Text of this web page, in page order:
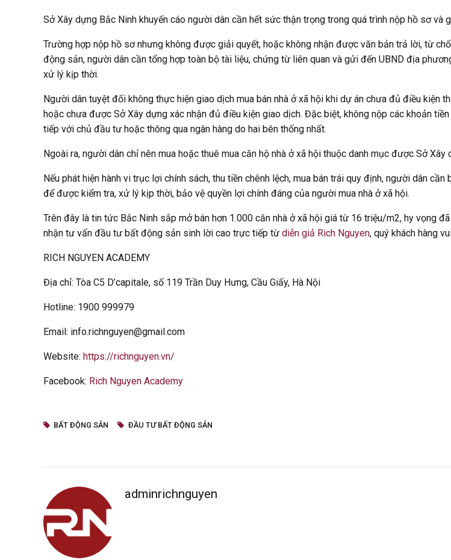
Sở Xây dựng Bắc Ninh khuyến cáo người dân cần hết sức thận trọng trong quá trình nộp hồ sơ và
Trường hợp nộp hồ sơ nhưng không được giải quyết, hoặc không nhận được văn bản trả lời, từ
động sản, người dân cần tổng hợp toàn bộ tài liệu, chứng từ liên quan và gửi đến UBND địa
xử lý kịp thời.
Người dân tuyệt đối không thực hiện giao dịch mua bán nhà ở xã hội khi dự án chưa đủ điều
hoặc chưa được Sở Xây dựng xác nhận đủ điều kiện giao dịch. Đặc biệt, không nộp các khoản
tiếp với chủ đầu tư hoặc thông qua ngân hàng do hai bên thống nhất.
Ngoài ra, người dân chỉ nên mua hoặc thuê mua căn hộ nhà ở xã hội thuộc danh mục được Sở
Nếu phát hiện hành vi trục lợi chính sách, thu tiền chênh lệch, mua bán trái quy định, người dân
để được kiểm tra, xử lý kịp thời, bảo vệ quyền lợi chính đáng của người mua nhà ở xã hội.
Trên đây là tin tức Bắc Ninh sắp mở bán hơn 1.000 căn nhà ở xã hội giá từ 16 triệu/m2, hy vọng
nhận tư vấn đầu tư bất động sản sinh lời cao trực tiếp từ diễn giả Rich Nguyen, quý khách hàng
RICH NGUYEN ACADEMY
Địa chỉ: Tòa C5 D’capitale, số 119 Trần Duy Hưng, Cầu Giấy, Hà Nội
Hotline: 1900 999979
Email: info.richnguyen@gmail.com
Website: https://richnguyen.vn/
Facebook: Rich Nguyen Academy
BẤT ĐỘNG SẢN ĐẦU TƯ BẤT ĐỘNG SẢN
adminrichnguyen